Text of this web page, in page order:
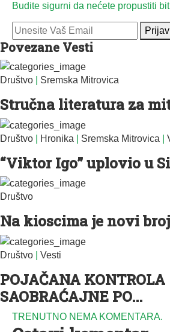
Budite sigurni da nećete propustiti
Povezane Vesti
Društvo Sremska Mitrovica
Stručna literatura za
Društvo Hronika Sremska Mitrovica
“Viktor Igo” uplovio u
Društvo
Na kioscima je novi broj
Društvo Vesti
POJAČANA KONTROLA
SAOBRAĆAJNE PO...
TRENUTNO NEMA KOMENTARA.